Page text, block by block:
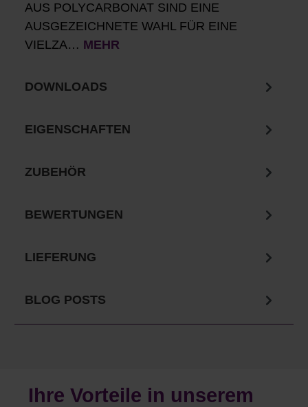
AUS POLYCARBONAT SIND EINE
AUSGEZEICHNETE WAHL FÜR EINE
VIELZA… MEHR
DOWNLOADS
EIGENSCHAFTEN
ZUBEHÖR
BEWERTUNGEN
LIEFERUNG
BLOG POSTS
Ihre Vorteile in unserem